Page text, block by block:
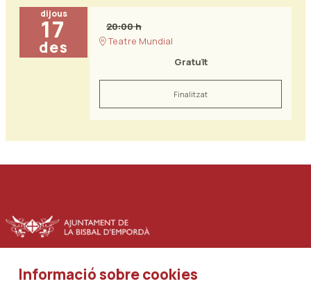
dijous
17
des
20:00 h
Teatre Mundial
Gratuït
Finalitzat
Informació sobre cookies